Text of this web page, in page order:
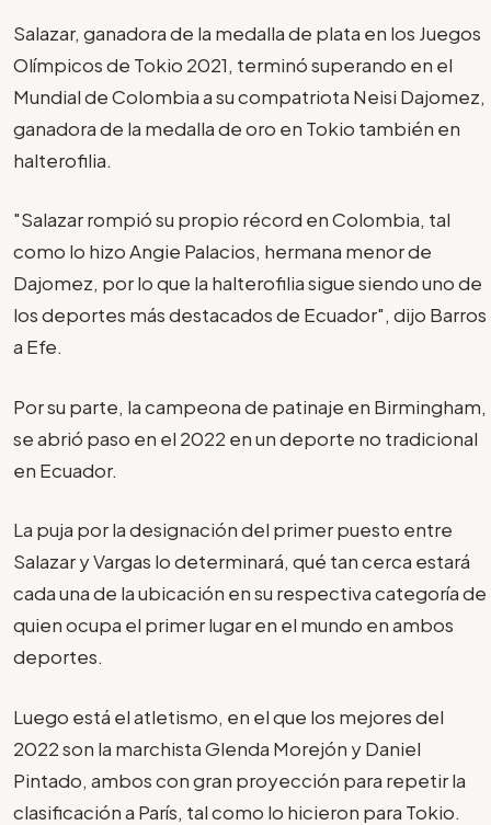
Salazar, ganadora de la medalla de plata en los Juegos
Olímpicos de Tokio 2021, terminó superando en el
Mundial de Colombia a su compatriota Neisi Dajomez,
ganadora de la medalla de oro en Tokio también en
halterofilia.
"Salazar rompió su propio récord en Colombia, tal
como lo hizo Angie Palacios, hermana menor de
Dajomez, por lo que la halterofilia sigue siendo uno de
los deportes más destacados de Ecuador", dijo Barros
a Efe.
Por su parte, la campeona de patinaje en Birmingham,
se abrió paso en el 2022 en un deporte no tradicional
en Ecuador.
La puja por la designación del primer puesto entre
Salazar y Vargas lo determinará, qué tan cerca estará
cada una de la ubicación en su respectiva categoría de
quien ocupa el primer lugar en el mundo en ambos
deportes.
Luego está el atletismo, en el que los mejores del
2022 son la marchista Glenda Morejón y Daniel
Pintado, ambos con gran proyección para repetir la
clasificación a París, tal como lo hicieron para Tokio.